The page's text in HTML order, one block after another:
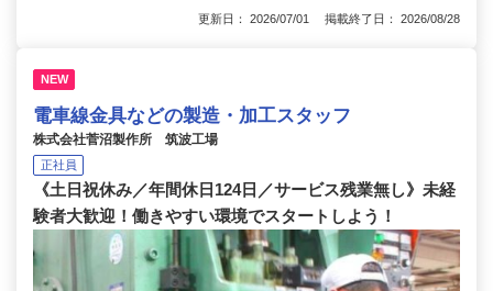
更新日： 2026/07/01 掲載終了日： 2026/08/28
NEW
電車線金具などの製造・加工スタッフ
株式会社菅沼製作所 筑波工場
正社員
《土日祝休み／年間休日124日／サービス残業無し》未経
験者大歓迎！働きやすい環境でスタートしよう！